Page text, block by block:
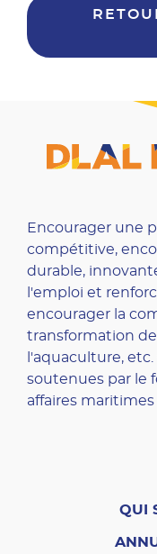
Encourager une
compétitive,
durable,
l'emploi et
encourager la
transformation
l'aquaculture,
soutenues par le
affaires maritimes
QUI